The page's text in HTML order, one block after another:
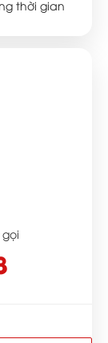
thời gian